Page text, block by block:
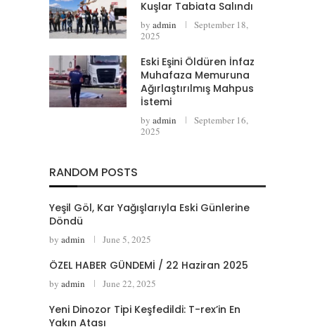
Kuşlar Tabiata Salındı
by admin
September 18,
2025
Eski Eşini Öldüren İnfaz
Muhafaza Memuruna
Ağırlaştırılmış Mahpus
İstemi
by admin
September 16,
2025
RANDOM POSTS
Yeşil Göl, Kar Yağışlarıyla Eski Günlerine
Döndü
by admin June 5, 2025
ÖZEL HABER GÜNDEMİ / 22 Haziran 2025
by admin June 22, 2025
Yeni Dinozor Tipi Keşfedildi: T-rex’in En
Yakın Atası